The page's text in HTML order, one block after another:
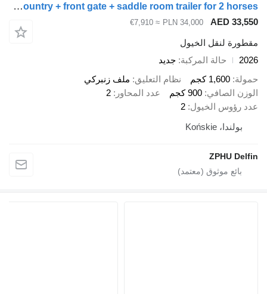
Cheval Liberté Touring Country + front gate + saddle room trailer for 2 horses
AED
PLN 34,000
≈ €7,910
لنقل الخيول
حالة المركبة جديد
1,600 كجم نظام التعليق ملف زنبركي
الصافي 900 كجم عدد المحاور 2
الخيول
2
ZPHU